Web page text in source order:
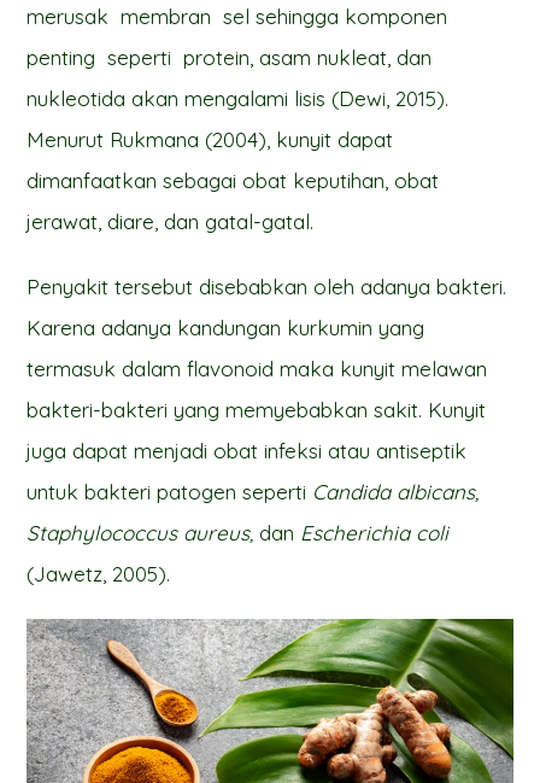
merusak membran sel sehingga komponen
penting seperti protein, asam nukleat, dan
nukleotida akan mengalami lisis (Dewi, 2015).
Menurut Rukmana (2004), kunyit dapat
dimanfaatkan sebagai obat keputihan, obat
jerawat, diare, dan gatal-gatal.
Penyakit tersebut disebabkan oleh adanya bakteri.
Karena adanya kandungan kurkumin yang
termasuk dalam flavonoid maka kunyit melawan
bakteri-bakteri yang memyebabkan sakit. Kunyit
juga dapat menjadi obat infeksi atau antiseptik
untuk bakteri patogen seperti Candida albicans,
Staphylococcus aureus, dan Escherichia coli
(Jawetz, 2005).